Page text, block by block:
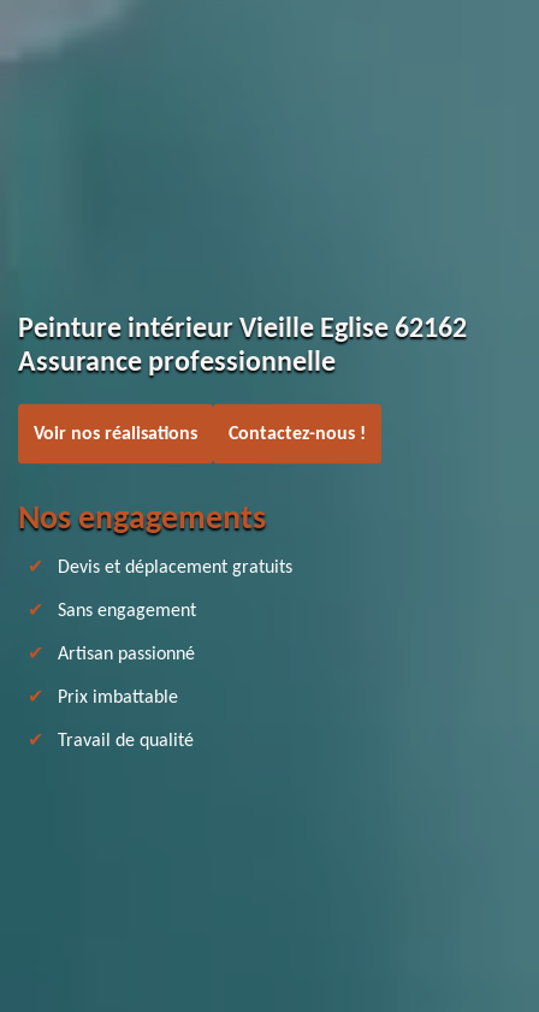
Peinture intérieur Vieille Eglise 62162
Assurance professionnelle
Voir nos réalisations Contactez-nous !
Nos engagements
Devis et déplacement gratuits
Sans engagement
Artisan passionné
Prix imbattable
Travail de qualité